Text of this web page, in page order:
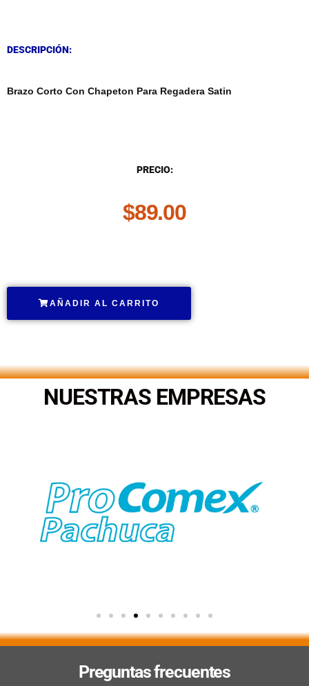
DESCRIPCIÓN:
Brazo Corto Con Chapeton Para Regadera Satin
PRECIO:
$89.00
AÑADIR AL CARRITO
NUESTRAS EMPRESAS
Preguntas frecuentes